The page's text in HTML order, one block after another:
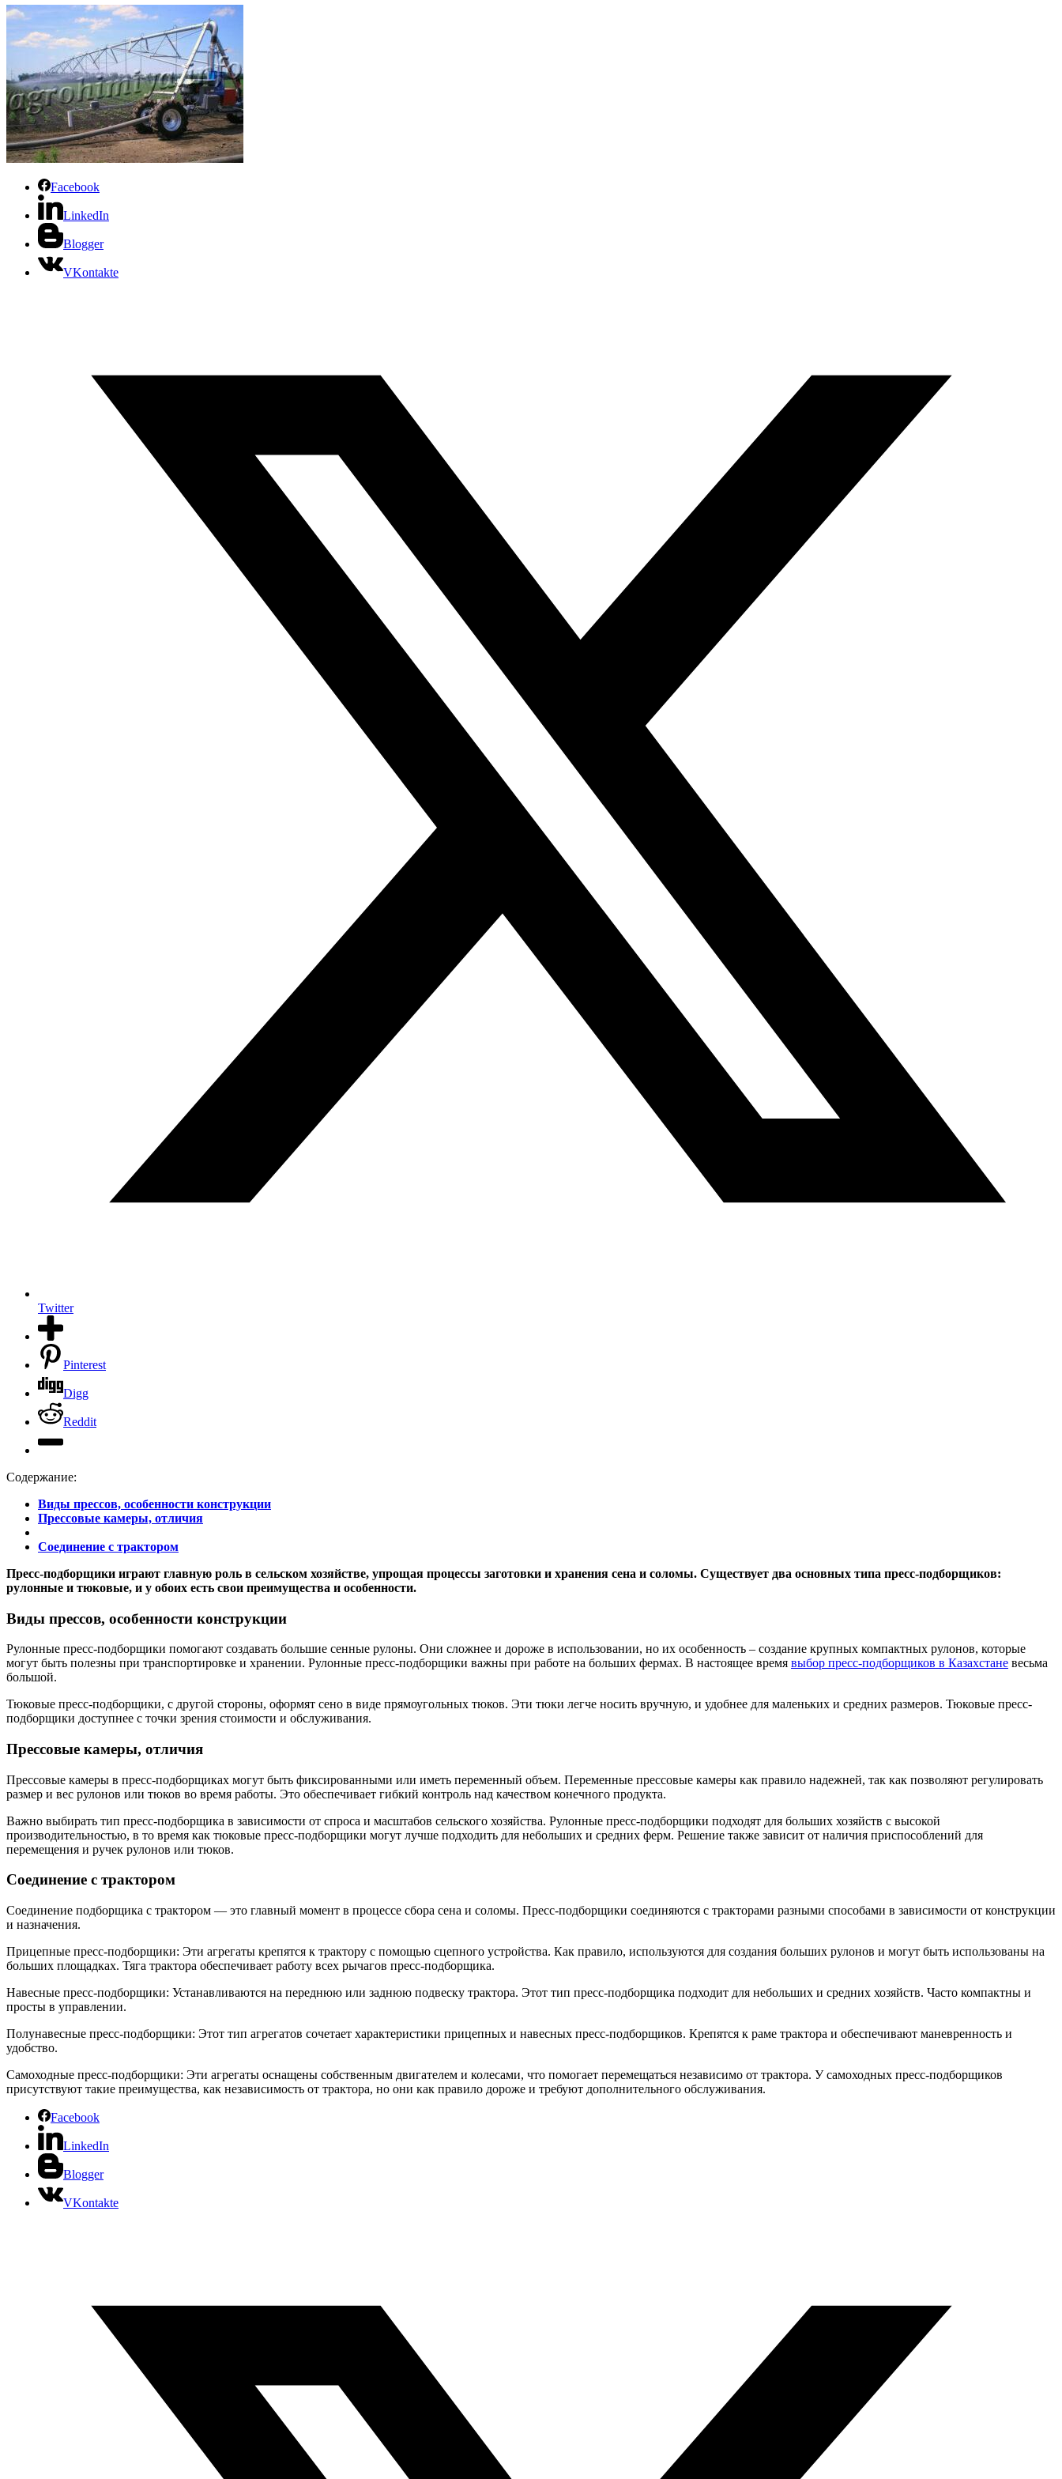
Facebook
LinkedIn
Blogger
VKontakte
Twitter
Pinterest
Digg
Reddit
Содержание:
Виды прессов, особенности конструкции
Прессовые камеры, отличия
Соединение с трактором
Пресс-подборщики играют главную роль в сельском хозяйстве, упрощая процессы заготовки и хранения сена и соломы. Существует два основных типа пресс-подборщиков:
рулонные и тюковые, и у обоих есть свои преимущества и особенности.
Виды прессов, особенности конструкции
Рулонные пресс-подборщики помогают создавать большие сенные рулоны. Они сложнее и дороже в использовании, но их особенность – создание крупных компактных рулонов, которые
могут быть полезны при транспортировке и хранении. Рулонные пресс-подборщики важны при работе на больших фермах. В настоящее время выбор пресс-подборщиков в Казахстане весьма
большой.
Тюковые пресс-подборщики, с другой стороны, оформят сено в виде прямоугольных тюков. Эти тюки легче носить вручную, и удобнее для маленьких и средних размеров. Тюковые пресс-
подборщики доступнее с точки зрения стоимости и обслуживания.
Прессовые камеры, отличия
Прессовые камеры в пресс-подборщиках могут быть фиксированными или иметь переменный объем. Переменные прессовые камеры как правило надежней, так как позволяют регулировать
размер и вес рулонов или тюков во время работы. Это обеспечивает гибкий контроль над качеством конечного продукта.
Важно выбирать тип пресс-подборщика в зависимости от спроса и масштабов сельского хозяйства. Рулонные пресс-подборщики подходят для больших хозяйств с высокой
производительностью, в то время как тюковые пресс-подборщики могут лучше подходить для небольших и средних ферм. Решение также зависит от наличия приспособлений для
перемещения и ручек рулонов или тюков.
Соединение с трактором
Соединение подборщика с трактором — это главный момент в процессе сбора сена и соломы. Пресс-подборщики соединяются с тракторами разными способами в зависимости от конструкции
и назначения.
Прицепные пресс-подборщики: Эти агрегаты крепятся к трактору с помощью сцепного устройства. Как правило, используются для создания больших рулонов и могут быть использованы на
больших площадках. Тяга трактора обеспечивает работу всех рычагов пресс-подборщика.
Навесные пресс-подборщики: Устанавливаются на переднюю или заднюю подвеску трактора. Этот тип пресс-подборщика подходит для небольших и средних хозяйств. Часто компактны и
просты в управлении.
Полунавесные пресс-подборщики: Этот тип агрегатов сочетает характеристики прицепных и навесных пресс-подборщиков. Крепятся к раме трактора и обеспечивают маневренность и
удобство.
Самоходные пресс-подборщики: Эти агрегаты оснащены собственным двигателем и колесами, что помогает перемещаться независимо от трактора. У самоходных пресс-подборщиков
присутствуют такие преимущества, как независимость от трактора, но они как правило дороже и требуют дополнительного обслуживания.
Facebook
LinkedIn
Blogger
VKontakte